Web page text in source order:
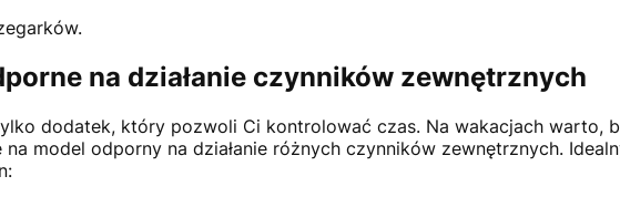
na działanie czynników zewnętrznych
dodatek, który pozwoli Ci kontrolować czas. Na wakacjach warto,
model odporny na działanie różnych czynników zewnętrznych.